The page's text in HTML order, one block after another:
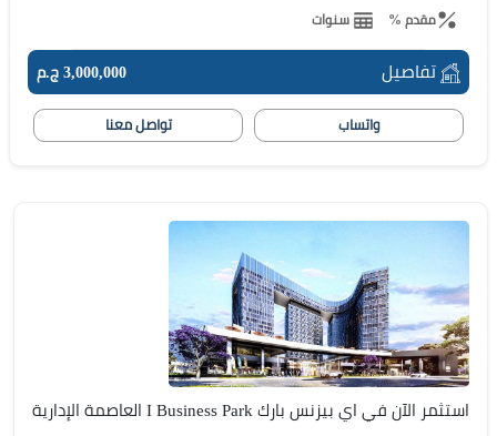
مقدم % سنوات
تفاصيل 3,000,000 ج.م
واتساب تواصل معنا
استثمر الآن في اي بيزنس بارك I Business Park العاصمة الإدارية